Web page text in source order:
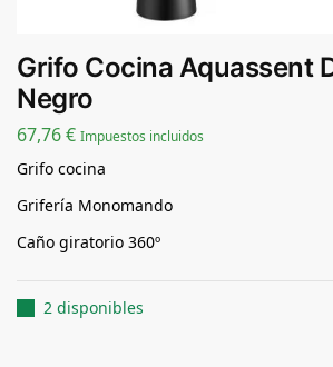
Grifo Cocina Aquassent
Negro
67,76€ Impuestos incluidos
Grifo cocina
Grifería Monomando
Caño giratorio 360º
2 disponibles